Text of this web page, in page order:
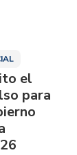
el
para